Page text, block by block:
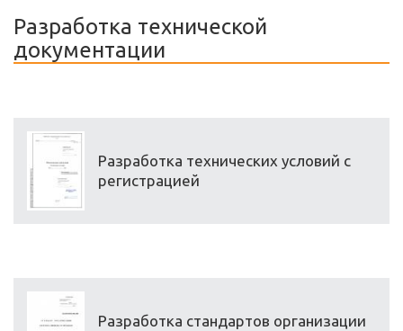
Разработка технической
документации
Разработка технических условий с
регистрацией
Разработка стандартов организации